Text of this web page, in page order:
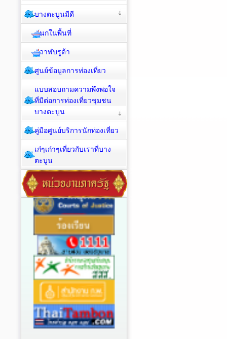
บางตะบูนมีดี
นกในพื้นที่
วาฬบรูด้า
ศูนย์ข้อมูลการท่องเที่ยว
แบบสอบถามความพึงพอใจ
ที่มีต่อการท่องเที่ยวชุมชน
บางตะบูน
คู่มือศูนย์บริการนักท่องเที่ยว
เก๋ๆเก๋าๆเที่ยวกับเราที่บาง
ตะบูน